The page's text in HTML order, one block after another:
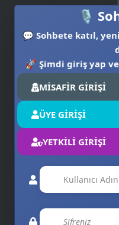
✉️ 🎙️
💬 Sohbete katıl,
🚀 Şimdi giriş yap
MİSAFİR GİRİŞİ
ÜYE GİRİŞİ
YETKİLİ GİRİŞİ